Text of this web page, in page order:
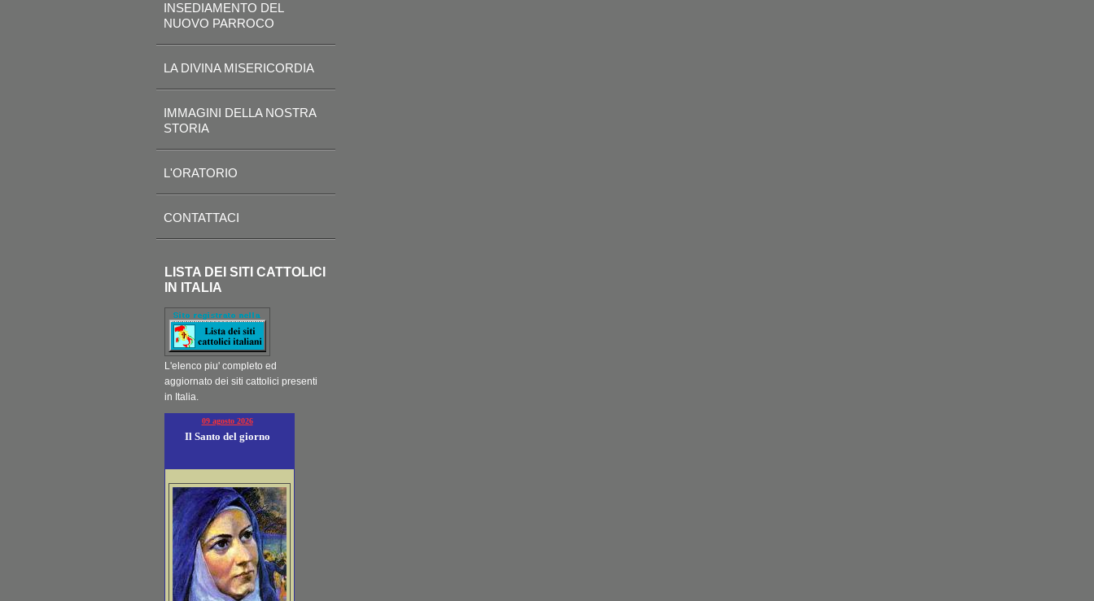
INSEDIAMENTO DEL
NUOVO PARROCO
LA DIVINA MISERICORDIA
IMMAGINI DELLA NOSTRA
STORIA
L'ORATORIO
CONTATTACI
LISTA DEI SITI CATTOLICI
IN ITALIA
L'elenco piu' completo ed
aggiornato dei siti cattolici presenti
in Italia.
09 agosto 2026
Il Santo del giorno